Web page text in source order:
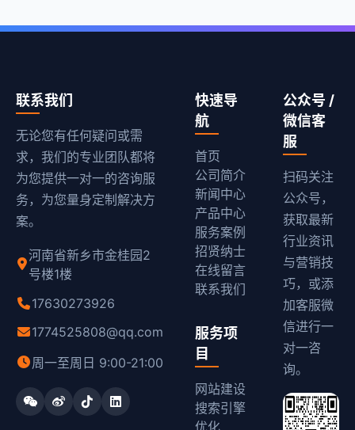
联系我们
无论您有任何疑问或需
求，我们的专业团队都将
为您提供一对一的咨询服
务，为您量身定制解决方
案。
河南省新乡市金桂园2
号楼1楼
17630273926
1774525808@qq.com
周一至周日 9:00-21:00
快速导
航
首页
公司简介
新闻中心
产品中心
服务案例
招贤纳士
在线留言
联系我们
服务项
目
网站建设
搜索引擎
优化
公众号 /
微信客
服
扫码关注
公众号，
获取最新
行业资讯
与营销技
巧，或添
加客服微
信进行一
对一咨
询。